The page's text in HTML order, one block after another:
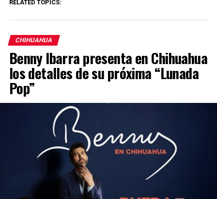
RELATED TOPICS:
CHIHUAHUA
Benny Ibarra presenta en Chihuahua
los detalles de su próxima “Lunada
Pop”